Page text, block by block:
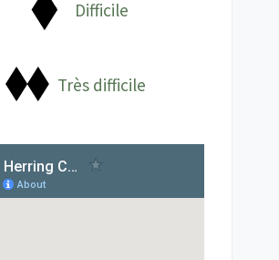
Difficile
Très difficile